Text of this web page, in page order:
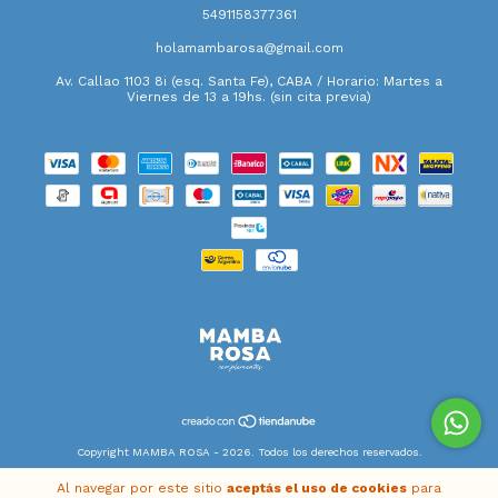
Al navegar por este sitio aceptás el uso de cookies para
5491158377361
holamambarosa@gmail.com
Av. Callao 1103 8i (esq. Santa Fe), CABA / Horario: Martes a
Viernes de 13 a 19hs. (sin cita previa)
Copyright MAMBA ROSA - 2026. Todos los derechos reservados.
Defensa de las y los consumidores. Para reclamos
ingresá acá.